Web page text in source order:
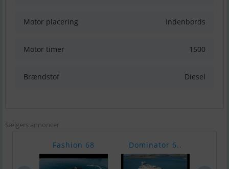
Motor placering Indenbords
Motor timer 1500
Brændstof Diesel
Sælgers annoncer
Fashion 68 Dominator 6..